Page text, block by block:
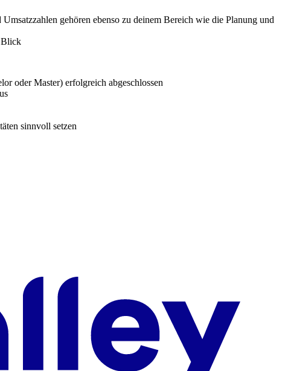
gehören ebenso zu deinem Bereich wie die Planung und
Blick
oder Master) erfolgreich abgeschlossen
sinnvoll setzen